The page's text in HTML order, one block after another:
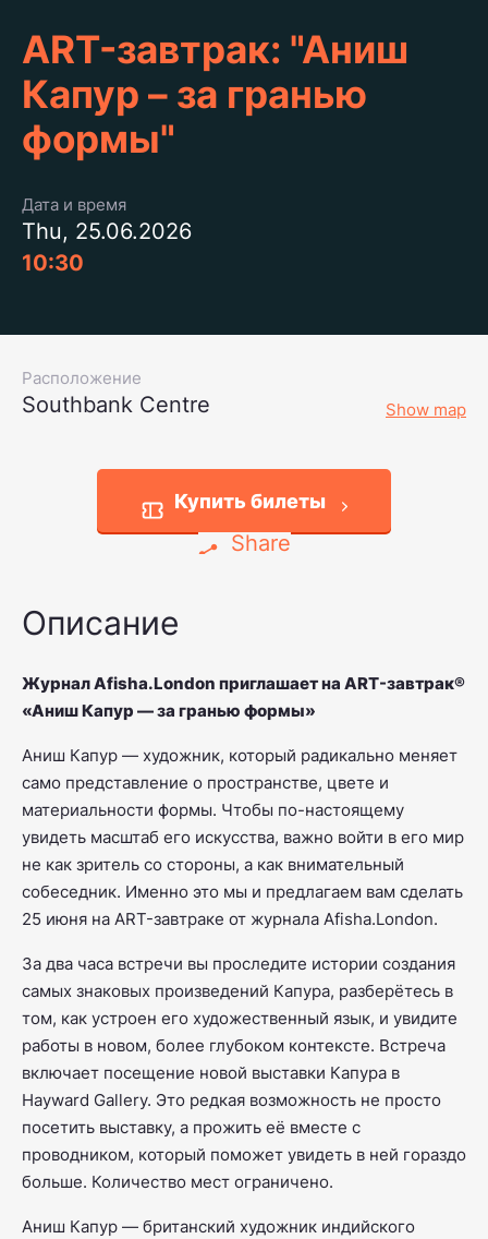
ART-завтрак: "Аниш
Капур – за гранью
формы"
Дата и время
Thu, 25.06.2026
10:30
Расположение
Southbank Centre Show map
Купить билеты
Share
Описание
Журнал Afisha.London приглашает на ART-завтрак®
«Аниш Капур — за гранью формы»
Аниш Капур — художник, который радикально меняет
само представление о пространстве, цвете и
материальности формы. Чтобы по-настоящему
увидеть масштаб его искусства, важно войти в его мир
не как зритель со стороны, а как внимательный
собеседник. Именно это мы и предлагаем вам сделать
25 июня на ART-завтраке от журнала Afisha.London.
За два часа встречи вы проследите истории создания
самых знаковых произведений Капура, разберётесь в
том, как устроен его художественный язык, и увидите
работы в новом, более глубоком контексте. Встреча
включает посещение новой выставки Капура в
Hayward Gallery. Это редкая возможность не просто
посетить выставку, а прожить её вместе с
проводником, который поможет увидеть в ней гораздо
больше. Количество мест ограничено.
Аниш Капур — британский художник индийского